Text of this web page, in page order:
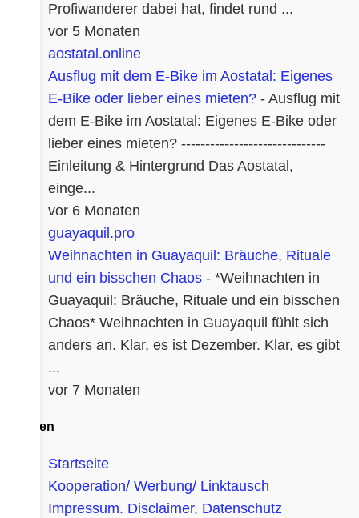
Profiwanderer dabei hat, findet rund ...
vor 5 Monaten
aostatal.online
Ausflug mit dem E-Bike im Aostatal: Eigenes
E-Bike oder lieber eines mieten? - Ausflug mit
dem E-Bike im Aostatal: Eigenes E-Bike oder
lieber eines mieten? ------------------------------
Einleitung & Hintergrund Das Aostatal,
einge...
vor 6 Monaten
guayaquil.pro
Weihnachten in Guayaquil: Bräuche, Rituale
und ein bisschen Chaos - *Weihnachten in
Guayaquil: Bräuche, Rituale und ein bisschen
Chaos* Weihnachten in Guayaquil fühlt sich
anders an. Klar, es ist Dezember. Klar, es gibt
...
vor 7 Monaten
Seiten
Startseite
Kooperation/ Werbung/ Linktausch
Impressum. Disclaimer, Datenschutz